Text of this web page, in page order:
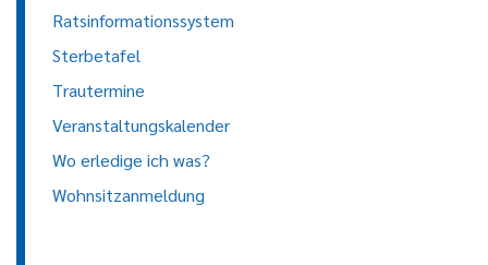
Ratsinformationssystem
Sterbetafel
Trautermine
Veranstaltungskalender
Wo erledige ich was?
Wohnsitzanmeldung